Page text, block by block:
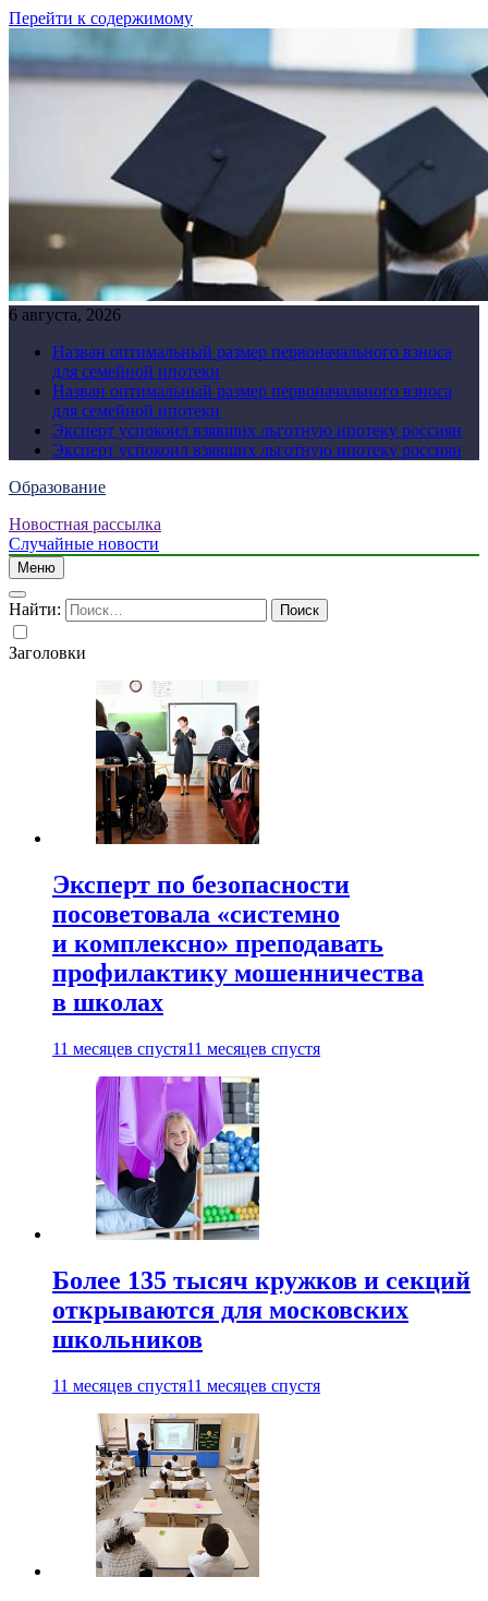
Перейти к содержимому
6 августа, 2026
Назван оптимальный размер первоначального взноса
для семейной ипотеки
Назван оптимальный размер первоначального взноса
для семейной ипотеки
Эксперт успокоил взявших льготную ипотеку россиян
Эксперт успокоил взявших льготную ипотеку россиян
Образование
Новостная рассылка
Случайные новости
Меню
Найти:
Заголовки
Эксперт по безопасности
посоветовала «системно
и комплексно» преподавать
профилактику мошенничества
в школах
11 месяцев спустя11 месяцев спустя
Более 135 тысяч кружков и секций
открываются для московских
школьников
11 месяцев спустя11 месяцев спустя